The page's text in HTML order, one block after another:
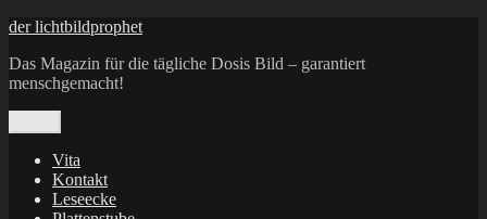
Zum
springen
der lichtbildprophet
Das Magazin für die tägliche Dosis Bild – garantiert
menschgemacht!
Vita
Kontakt
Leseecke